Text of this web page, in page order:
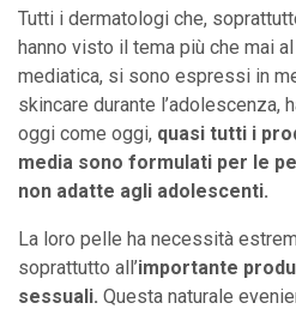
Tutti i dermatologi che,
hanno visto il tema più che mai
mediatica, si sono espressi in
skincare durante l’adolescenza,
oggi come oggi, quasi tutti i
media sono formulati per le
non adatte agli adolescenti.
La loro pelle ha necessità
soprattutto all’importante
sessuali. Questa naturale